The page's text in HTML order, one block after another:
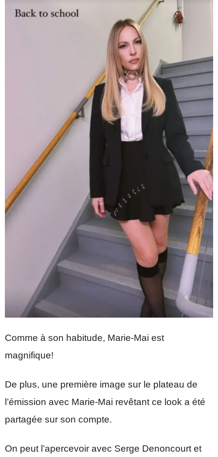
Comme à son habitude, Marie-Mai est
magnifique!
De plus, une première image sur le plateau de
l’émission avec Marie-Mai revêtant ce look a été
partagée sur son compte.
On peut l’apercevoir avec Serge Denoncourt et